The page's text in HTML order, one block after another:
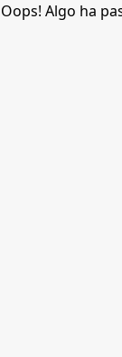
Oops! Algo ha